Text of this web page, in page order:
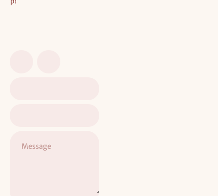
Message